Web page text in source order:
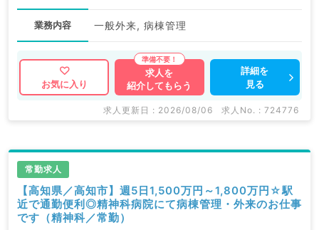
業務内容 一般外来, 病棟管理
お気に入り
求人を
紹介してもらう
詳細を
見る
求人更新日 : 2026/08/06 求人No. : 724776
常勤求人
【高知県／高知市】週5日1,500万円～1,800万円☆駅
近で通勤便利◎精神科病院にて病棟管理・外来のお仕事
です（精神科／常勤）